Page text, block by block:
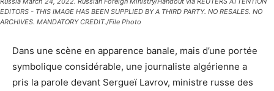
EDITORS - THIS IMAGE HAS BEEN SUPPLIED BY A THIRD PARTY. NO RESALES. NO
ARCHIVES. MANDATORY CREDIT./File Photo
Dans une scène en apparence banale, mais d’une portée
symbolique considérable, une journaliste algérienne a
pris la parole devant Sergueï Lavrov, ministre russe des